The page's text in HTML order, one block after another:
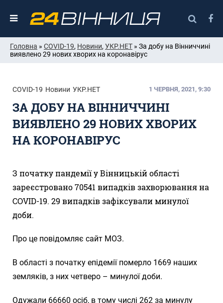
Головна » COVID-19, Новини, УКР.НЕТ » За добу на Вінниччині
виявлено 29 нових хворих на коронавірус
COVID-19 Новини УКР.НЕТ 1 ЧЕРВНЯ, 2021, 9:30
ЗА ДОБУ НА ВІННИЧЧИНІ
ВИЯВЛЕНО 29 НОВИХ ХВОРИХ
НА КОРОНАВІРУС
З початку пандемії у Вінницькій області
зареєстровано 70541 випадків захворювання на
COVID-19. 29 випадків зафіксували минулої
доби.
Про це повідомляє сайт МОЗ.
В області з початку епідемії померло 1669 наших
земляків, з них четверо – минулої доби.
Одужали 66660 осіб, в тому числі 262 за минулу